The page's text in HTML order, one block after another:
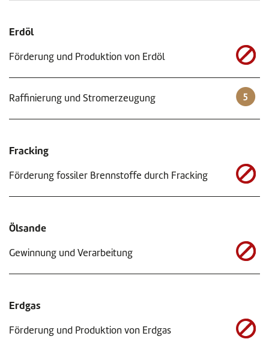
Erdöl
Förderung und Produktion von Erdöl
Raffinierung und Stromerzeugung
Fracking
Förderung fossiler Brennstoffe durch Fracking
Ölsande
Gewinnung und Verarbeitung
Erdgas
Förderung und Produktion von Erdgas